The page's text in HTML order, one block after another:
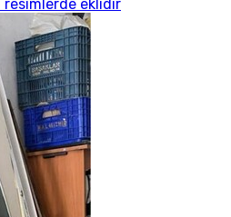
resimlerde eklidir